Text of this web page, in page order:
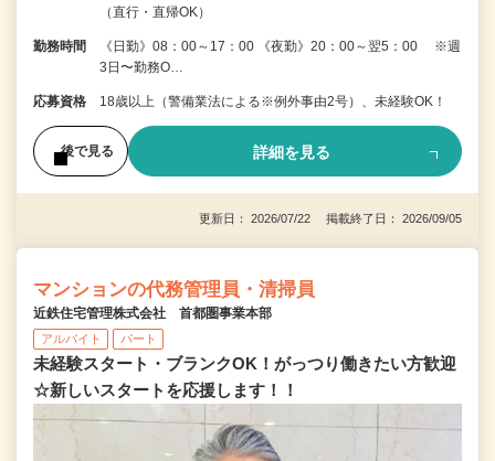
（直行・直帰OK）
勤務時間
《日勤》08：00～17：00 《夜勤》20：00～翌5：00 ※週
3日〜勤務O…
応募資格 18歳以上（警備業法による※例外事由2号）、未経験OK！
後で見る 詳細を見る
更新日： 2026/07/22 掲載終了日： 2026/09/05
マンションの代務管理員・清掃員
近鉄住宅管理株式会社 首都圏事業本部
アルバイト パート
未経験スタート・ブランクOK！がっつり働きたい方歓迎
☆新しいスタートを応援します！！